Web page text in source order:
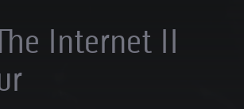
Internet II